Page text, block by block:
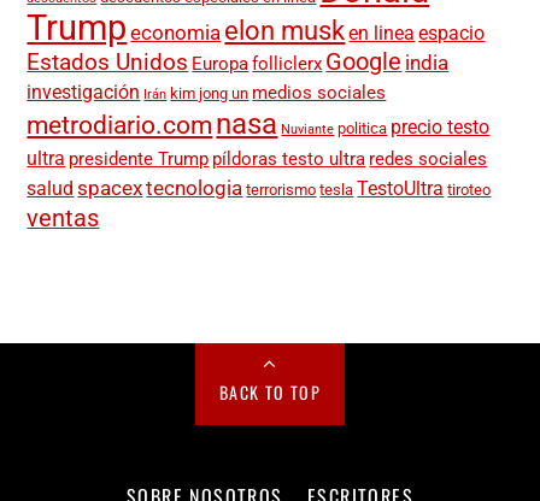
Trump economia elon musken linea espacio
Estados Unidos Europafolliclerx Google india
investigación Irán kim jong un medios sociales
metrodiario.com nasa Nuviante politica precio testo
ultra presidente Trump píldoras testo ultra redes sociales
salud spacextecnologia terrorismo tesla TestoUltra tiroteo
ventas
BACK TO TOP